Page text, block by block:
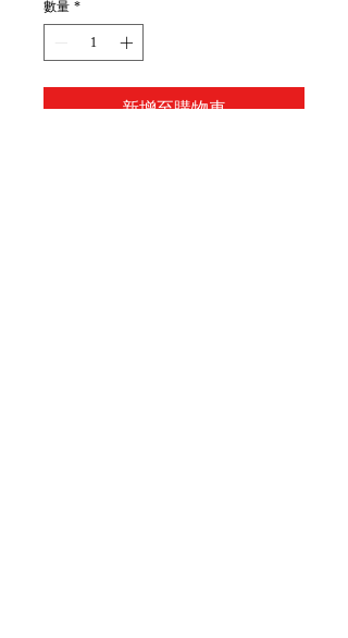
數量 *
新增至購物車